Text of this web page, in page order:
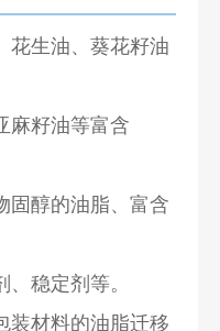
花生油、葵花籽油
麻籽油等富含
固醇的油脂、富含
稳定剂等。
装材料的油脂迁移